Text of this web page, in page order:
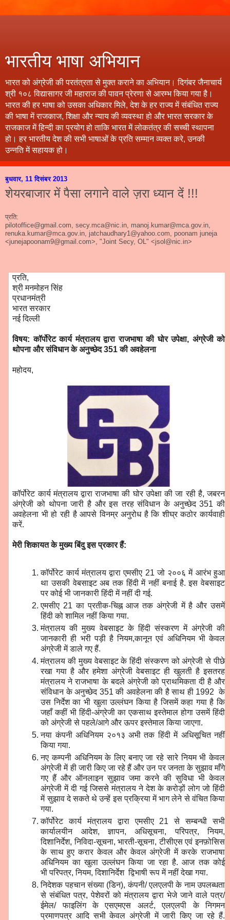
भारतीय भाषा अभियान
भारत को अंग्रेजी की परतंत्रता से मुक्त कराने का अभियान। दिगंबर जैनाचार्य
श्री १०८ विद्यासागर जी महाराज की पावन प्रेरणा से आरम्भ किया गया है।
भारत की हर भाषा को उसका अधिकार मिले, देश के हर राज्य में संबंधित राज्य
की भाषा में राजकाज, शिक्षा और न्याय की व्यवस्था हो और भारत सरकार के
राजकाज में हिन्दी का प्रयोग हो ताकि भारत में लोकतंत्र की सच्ची स्थापना
हो। हर भारतीय देश की सभी भाषाओं के प्रति सम्मान व्यक्त करे, उनकी
उन्नति में सहायक हो।
बुधवार, 11 दिसंबर 2013
शेयरबाजार में पैसा लगाने वाले ज़रा ध्यान दें !!!
प्रति:
pilotoffice@gmail.com, secy.mca@nic.in, manoj.kumar@mca.gov.in,
renuka.kumar@mca.gov.in, jatchaudhary1@yahoo.com, poonam juneja
<junejapoonam9@gmail.com>, "Joint Secy, OL" <jsol@nic.in>
प्रति,
श्री मनमोहन सिंह
प्रधानमंत्री
भारत सरकार
नई दिल्ली
विषय: कॉर्पोरेट कार्य मंत्रालय द्वारा राजभाषा की घोर उपेक्षा, अंग्रेजी को
थोपना और संविधान के अनुच्छेद 351 की अवहेलना
महोदय,
कॉर्पोरेट कार्य मंत्रालय द्वारा राजभाषा की घोर उपेक्षा की जा रही है, जबरन
अंग्रेजी को थोपना जारी है और इस तरह संविधान के अनुच्छेद 351 की
अवहेलना भी हो रही है आपसे विनम्र अनुरोध है कि शीघ्र कठोर कार्यवाही
करें.
मेरी शिकायत के मुख्य बिंदु इस प्रकार हैं:
कॉर्पोरेट कार्य मंत्रालय द्वारा एमसीए 21 जो २००६ में आरंभ हुआ
था उसकी वेबसाइट अब तक हिंदी में नहीं बनाई है. इस वेबसाइट
पर कोई भी जानकारी हिंदी में नहीं दी गई.
एमसीए 21 का प्रतीक-चिह्न आज तक अंग्रेजी में है और उसमें
हिंदी को शामिल नहीं किया गया.
मंत्रालय की मुख्य वेबसाइट के हिंदी संस्करण में अंग्रेजी की
जानकारी ही भरी पड़ी है नियम,कानून एवं अधिनियम भी केवल
अंग्रेजी में डाले गए हैं.
मंत्रालय की मुख्य वेबसाइट के हिंदी संस्करण को अंग्रेजी से पीछे
रखा गया है और हमेशा अंग्रेजी वेबसाइट ही खुलती है इसतरह
मंत्रालय ने राजभाषा के बदले अंग्रेजी को प्राथमिकता दी है और
संविधान के अनुच्छेद 351 की अवहेलना की है साथ ही 1992 के
उस निर्देश का भी खुला उल्लंघन किया है जिसमें कहा गया है कि
जहाँ कहीं भी हिंदी-अंग्रेजी का एकसाथ इस्तेमाल होगा उसमें हिंदी
को अंग्रेजी से पहले/आगे और ऊपर इस्तेमाल किया जाएगा.
नया कंपनी अधिनियम २०१३ अभी तक हिंदी में अधिसूचित नहीं
किया गया.
नए कम्पनी अधिनियम के लिए बनाए जा रहे सारे नियम भी केवल
अंग्रेजी में ही जारी किए जा रहे हैं और उन पर जनता के सुझाव माँगे
गए हैं और ऑनलाइन सुझाव जमा करने की सुविधा भी केवल
अंग्रेजी में दी गई जिससे मंत्रालय ने देश के करोड़ों लोग जो हिंदी
में सुझाव दे सकते थे उन्हें इस प्रक्रिया में भाग लेने से वंचित किया
गया.
कॉर्पोरेट कार्य मंत्रालय द्वारा एमसीए 21 से सम्बन्धी सभी
कार्यालयीन आदेश, ज्ञापन, अधिसूचना, परिपत्र, नियम,
दिशानिर्देश, निविदा-सूचना, भारती-सूचना, टीसीएस एवं इनफ़ोसिस
के साथ हुए करार केवल और केवल अंग्रेजी में करके राजभाषा
अधिनियम का खुला उल्लंघन किया जा रहा है. आज तक कोई
भी परिपत्र, नियम, दिशानिर्देश द्विभाषी रूप में नहीं देखा गया.
निदेशक पहचान संख्या (डिन), कंपनी/ एलएलपी के नाम उपलब्धता
से संबंधित पत्र, पेशेवरों को मंत्रालय द्वारा भेजे जाने वाले पत्र/
ईमेल/ फाइलिंग के एसएमएस अलर्ट, एलएलपी के निगमन
प्रमाणपत्र आदि सभी केवल अंग्रेजी में जारी किए जा रहे हैं.